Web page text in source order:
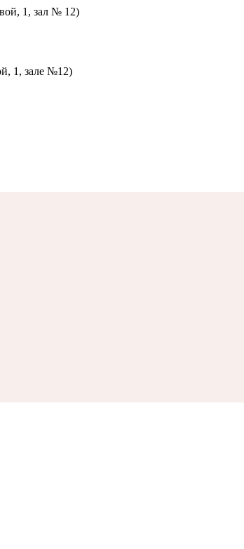
1, зал № 12)
1, зале №12)